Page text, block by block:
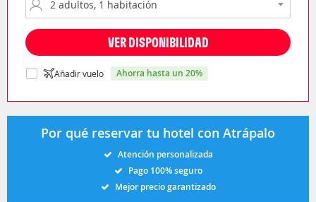
VER DISPONIBILIDAD
Añadir vuelo ahorra hasta un 20%
Por qué reservar tu hotel con Atrápalo
Atención personalizada
Pago 100% seguro
Mejor precio garantizado